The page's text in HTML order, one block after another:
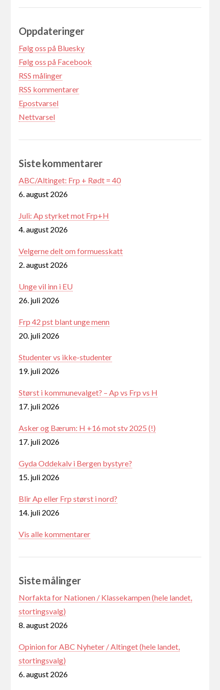
Oppdateringer
Følg oss på Bluesky
Følg oss på Facebook
RSS målinger
RSS kommentarer
Epostvarsel
Nettvarsel
Siste kommentarer
ABC/Altinget: Frp + Rødt = 40
6. august 2026
Juli: Ap styrket mot Frp+H
4. august 2026
Velgerne delt om formuesskatt
2. august 2026
Unge vil inn i EU
26. juli 2026
Frp 42 pst blant unge menn
20. juli 2026
Studenter vs ikke-studenter
19. juli 2026
Størst i kommunevalget? – Ap vs Frp vs H
17. juli 2026
Asker og Bærum: H +16 mot stv 2025 (!)
17. juli 2026
Gyda Oddekalv i Bergen bystyre?
15. juli 2026
Blir Ap eller Frp størst i nord?
14. juli 2026
Vis alle kommentarer
Siste målinger
Norfakta for Nationen / Klassekampen (hele landet,
stortingsvalg)
8. august 2026
Opinion for ABC Nyheter / Altinget (hele landet,
stortingsvalg)
6. august 2026